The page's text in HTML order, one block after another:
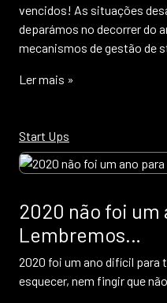
vencidos! As situações
deparámos no decorrer do
mecanismos de gestão de
Ler mais »
Start Ups
2020 não foi um
Lembremos…
2020 foi um ano difícil para
esquecer, nem fingir que